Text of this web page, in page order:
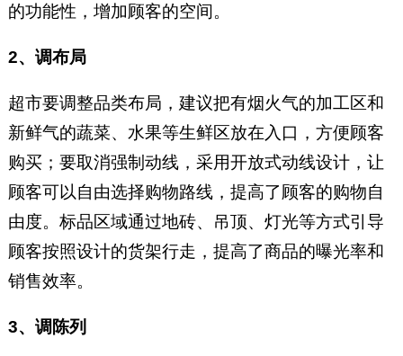
的功能性，增加顾客的空间。
2、调布局
超市要调整品类布局，建议把有烟火气的加工区和
新鲜气的蔬菜、水果等生鲜区放在入口，方便顾客
购买；要取消强制动线，采用开放式动线设计，让
顾客可以自由选择购物路线，提高了顾客的购物自
由度。标品区域通过地砖、吊顶、灯光等方式引导
顾客按照设计的货架行走，提高了商品的曝光率和
销售效率。
3、调陈列